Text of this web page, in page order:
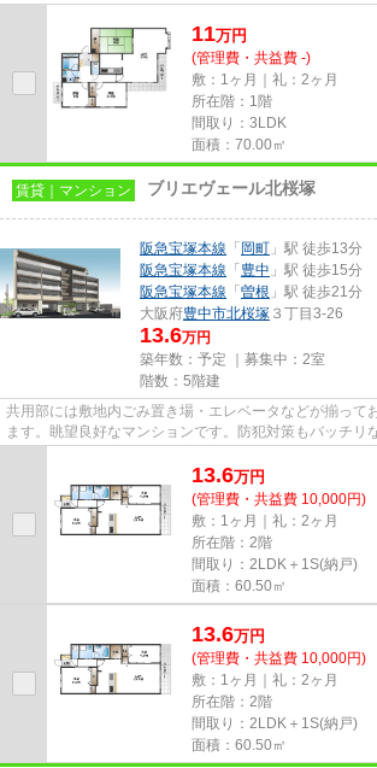
11万円
(管理費・共益費 -)
敷：1ヶ月｜礼：2ヶ月
所在階：1階
間取り：3LDK
面積：70.00㎡
賃貸｜マンション ブリエヴェール北桜塚
阪急宝塚本線 「 岡町 」駅 徒歩13分
阪急宝塚本線 「 豊中 」駅 徒歩15分
阪急宝塚本線 「 曽根 」駅 徒歩21分
大阪府豊中市北桜塚 ３丁目3-26
13.6万円
築年数：予定 ｜募集中： 2室
階数：5階建
共用部には敷地内ごみ置き場・エレベータなどが揃って
ます。眺望良好なマンションです。防犯対策もバッチリ
13.6万円
(管理費・共益費 10,000円)
敷：1ヶ月｜礼：2ヶ月
所在階：2階
間取り：2LDK＋1S(納戸)
面積：60.50㎡
13.6万円
(管理費・共益費 10,000円)
敷：1ヶ月｜礼：2ヶ月
所在階：2階
間取り：2LDK＋1S(納戸)
面積：60.50㎡